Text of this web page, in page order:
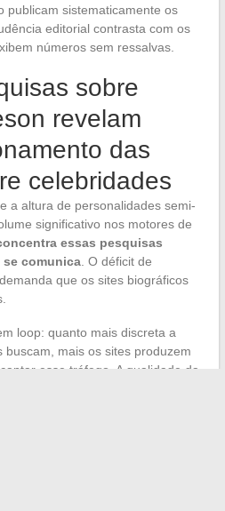
publicam sistematicamente os
editorial contrasta com os
números sem ressalvas.
sobre
revelam
das
celebridades
a altura de personalidades semi-
significativo nos motores de
essas pesquisas
se comunica. O déficit de
que os sites biográficos
loop: quanto mais discreta a
buscam, mais os sites produzem
esse tráfego. A qualidade da